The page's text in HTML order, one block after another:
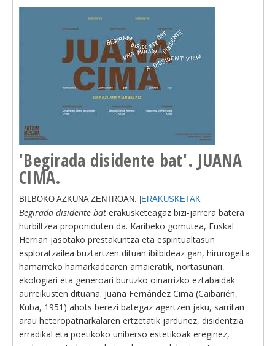
'Begirada disidente bat'. JUANA
CIMA.
BILBOKO AZKUNA ZENTROAN. | ERAKUSKETAK
Begirada disidente bat erakusketeagaz bizi-jarrera batera
hurbiltzea proponiduten da. Karibeko gomutea, Euskal
Herrian jasotako prestakuntza eta espiritualtasun
esploratzailea buztartzen dituan ibilbideaz gan, hirurogeita
hamarreko hamarkadearen amaieratik, nortasunari,
ekologiari eta generoari buruzko oinarrizko eztabaidak
aurreikusten dituana. Juana Fernández Cima (Caibarién,
Kuba, 1951) ahots berezi bategaz agertzen jaku, sarritan
arau heteropatriarkalaren ertzetatik jardunez, disidentzia
erradikal eta poetikoko uniberso estetikoak ereginez,